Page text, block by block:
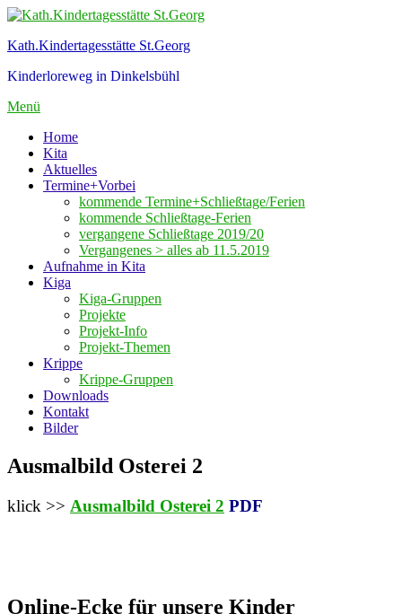
Zum
springen
Kath.Kindertagesstätte St.Georg
Kinderloreweg in Dinkelsbühl
Menü
Home
Kita
Aktuelles
Termine+Vorbei
kommende Termine+Schließtage/Ferien
kommende Schließtage-Ferien
vergangene Schließtage 2019/20
Vergangenes > alles ab 11.5.2019
Aufnahme in Kita
Kiga
Kiga-Gruppen
Projekte
Projekt-Info
Projekt-Themen
Krippe
Krippe-Gruppen
Downloads
Kontakt
Bilder
Ausmalbild Osterei 2
klick >> Ausmalbild Osterei 2 PDF
Online-Ecke für unsere Kinder